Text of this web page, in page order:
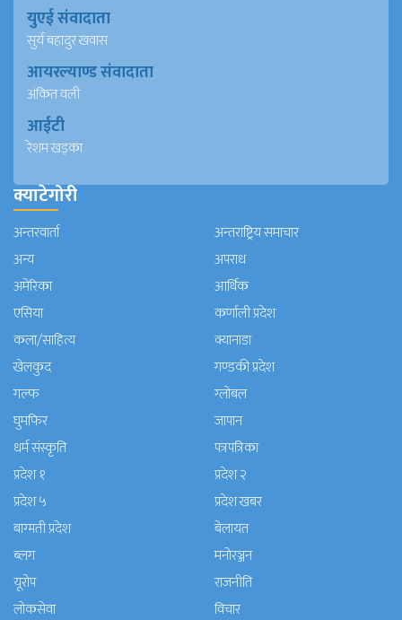
युएई संवादाता
सुर्य बहादुर खवास
आयरल्याण्ड संवादाता
अंकित वली
आईटी
रेशम खड्का
क्याटेगोरी
अन्तरवार्ता
अन्तराष्ट्रिय समाचार
अन्य
अपराध
अमेरिका
आर्थिक
एसिया
कर्णाली प्रदेश
कला/साहित्य
क्यानाडा
खेलकुद
गण्डकी प्रदेश
गल्फ
ग्लोबल
घुमफिर
जापान
धर्म संस्कृति
पत्रपत्रिका
प्रदेश १
प्रदेश २
प्रदेश ५
प्रदेश खबर
बाग्मती प्रदेश
बेलायत
ब्लग
मनाेरञ्जन
यूरोप
राजनीति
लोकसेवा
विचार